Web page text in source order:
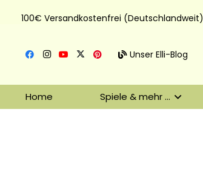
100€ Versandkostenfrei (Deutschlandweit)
Unser Elli-Blog
Home Spiele & mehr …